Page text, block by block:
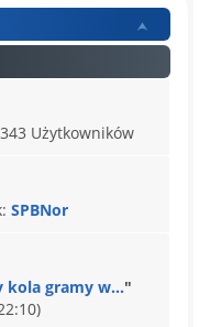
Użytkowników
SPBNor
kola gramy w..."